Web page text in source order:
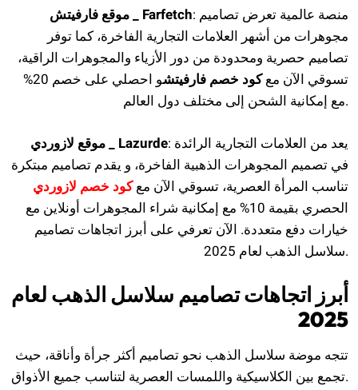
موقع فارفيتش _ Farfetch: منصة عالمية تعرض تصاميم
مجوهرات من أشهر العلامات التجارية الفاخرة، كما توفر
تصاميم حصرية ومحدودة من دور الأزياء والمجوهرات الراقية،
تسوقي الآن معكود خصم فارفيتش
و احصلي على خصم 20%
مع إمكانية الشحن إلى مختلف دول العالم.
موقع لازوردي _ Lazurde: يعد من العلامات التجارية الرائدة
في تصميم المجوهرات الذهبية الفاخرة، و يقدم تصاميم مبتكرة
تناسب المرأة العصرية، تسوقي الآن معكود خصم لازوردي
الحصري بقيمة 10% مع إمكانية شراء المجوهرات أونلاين مع
خيارات دفع متعددة. الآن تعرفي على أبرز اتجاهات تصاميم
سلاسل الذهب لعام 2025.
أبرز اتجاهات تصاميم سلاسل الذهب لعام
2025
تتجه موضة سلاسل الذهب نحو تصاميم أكثر جرأة وأناقة، حيث
تجمع بين الكلاسيكية واللمسات العصرية لتناسب جميع الأذواق.